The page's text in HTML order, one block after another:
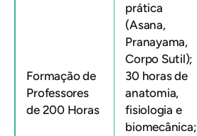
Formação de
Professores
de 200 Horas
prática
(Asana,
Pranayama,
Corpo Sutil);
30 horas de
anatomia,
fisiologia e
biomecânica;